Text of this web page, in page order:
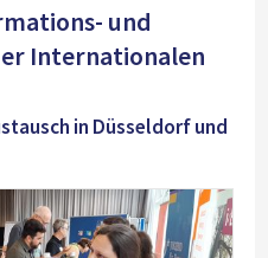
und
Internationalen
in Düsseldorf und